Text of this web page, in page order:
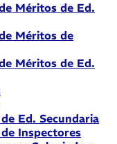
Méritos de Ed.
Méritos de
Méritos de Ed.
Ed. Secundaria
Inspectores